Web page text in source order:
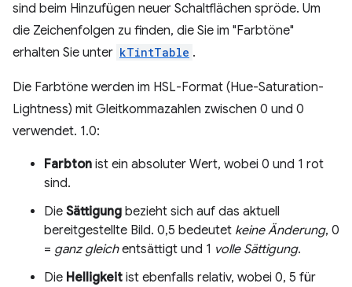
sind beim Hinzufügen neuer Schaltflächen spröde. Um
die Zeichenfolgen zu finden, die Sie im "Farbtöne"
erhalten Sie unter kTintTable .
Die Farbtöne werden im HSL-Format (Hue-Saturation-
Lightness) mit Gleitkommazahlen zwischen 0 und 0
verwendet. 1.0:
Farbton ist ein absoluter Wert, wobei 0 und 1 rot
sind.
Die Sättigung bezieht sich auf das aktuell
bereitgestellte Bild. 0,5 bedeutet keine Änderung, 0
= ganz gleichentsättigt und 1 volle Sättigung.
Die Helligkeit ist ebenfalls relativ, wobei 0, 5 für